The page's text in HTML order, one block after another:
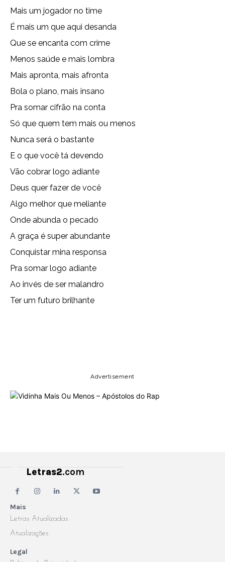
Mais um jogador no time
É mais um que aqui desanda
Que se encanta com crime
Menos saúde e mais lombra
Mais apronta, mais afronta
Bola o plano, mais insano
Pra somar cifrão na conta
Só que quem tem mais ou menos
Nunca será o bastante
E o que você tá devendo
Vão cobrar logo adiante
Deus quer fazer de você
Algo melhor que meliante
Onde abunda o pecado
A graça é super abundante
Conquistar mina responsa
Pra somar logo adiante
Ao invés de ser malandro
Ter um futuro brilhante
Advertisement
Mais
Letras Atualizadas
Atualizações
Legal
Letras2.com